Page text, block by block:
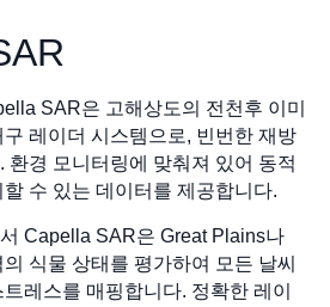
SAR은 고해상도의 전천후 이미
레이더 시스템으로, 빈번한 재방
환경 모니터링에 맞춰져 있어 동적
수 있는 데이터를 제공합니다.
Capella SAR은 Great Plains나
식물 상태를 평가하여 모든 날씨
레스를 매핑합니다. 정확한 레이